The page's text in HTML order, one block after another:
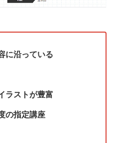
に沿っている
ラストが豊富
の指定講座